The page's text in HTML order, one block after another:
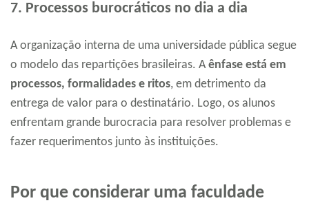
7. Processos burocráticos no dia a dia
A organização interna de uma universidade pública segue
o modelo das repartições brasileiras. Aênfase está em
processos, formalidades e ritos, em detrimento da
entrega de valor para o destinatário. Logo, os alunos
enfrentam grande burocracia para resolver problemas e
fazer requerimentos junto às instituições.
Por que considerar uma faculdade